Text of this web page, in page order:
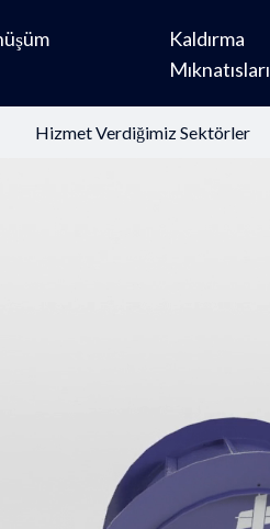
Kaldırma
Mıknatısları
Hizmet Verdiğimiz Sektörler